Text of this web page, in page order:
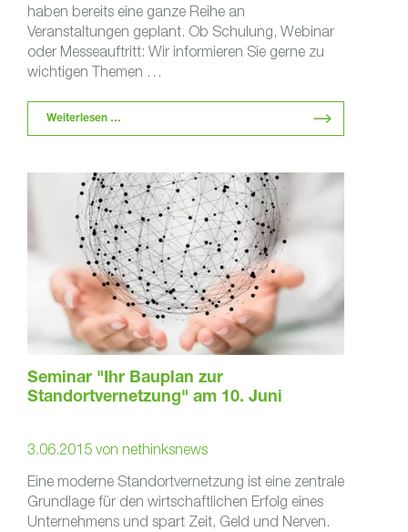
haben bereits eine ganze Reihe an
Veranstaltungen geplant. Ob Schulung, Webinar
oder Messeauftritt: Wir informieren Sie gerne zu
wichtigen Themen …
Weiterlesen …
Seminar "Ihr Bauplan zur
Standortvernetzung" am 10. Juni
3.06.2015 von nethinksnews
Eine moderne Standortvernetzung ist eine zentrale
Grundlage für den wirtschaftlichen Erfolg eines
Unternehmens und spart Zeit, Geld und Nerven.